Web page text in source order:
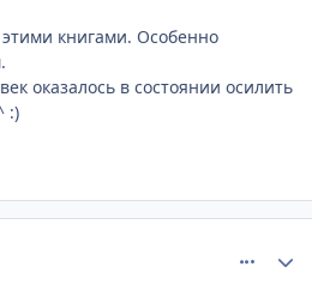
книгами. Особенно
оказалось в состоянии осилить
:)